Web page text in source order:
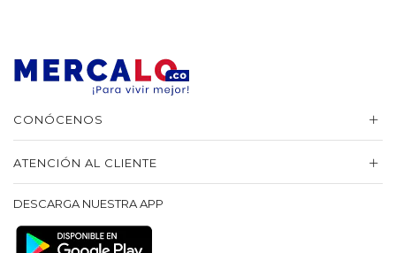
CONÓCENOS
ATENCIÓN AL CLIENTE
DESCARGA NUESTRA APP